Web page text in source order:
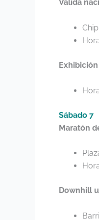
Válida
Sábado 7
Maratón
Downhill